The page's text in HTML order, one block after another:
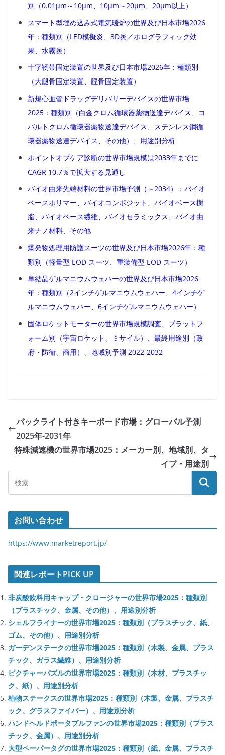
別（0.01μm～10μm、10μm～20μm、20μm以上）
スマート型埋め込み式電気暖炉の世界及び日本市場2026
年：種類別（LED模擬炎、3D炎／ホログラフィック効
果、水霧炎）
十字靭帯固定装置の世界及び日本市場2026年：種類別
（大腿骨固定装置、脛骨固定装置）
新規心血管ドラッグデリバリーデバイスの世界市場
2025：種類別（白金クロム循環器薬物送達デバイス、コ
バルトクロム循環器薬物送達デバイス、ステンレス鋼循
環器薬物送達デバイス、その他）、用途別分析
ポイントオブケア診断の世界市場規模は2033年までに
CAGR 10.7％で拡大する見通し
バイオ由来先端材料の世界市場予測（～2034）：バイオ
ベースポリマー、バイオコンポジット、バイオベース樹
脂、バイオベース繊維、バイオセラミックス、バイオ由
来ナノ材料、その他
爆発物処理用防護スーツの世界及び日本市場2026年：種
類別（軽量型 EOD スーツ、重装備型 EOD スーツ）
単結晶ゲルマニウムウェハーの世界及び日本市場2026
年：種類別（2インチゲルマニウムウェハー、4インチゲ
ルマニウムウェハー、6インチゲルマニウムウェハー）
固体ロケットモーターの世界市場規模調査、プラットフ
ォーム別（宇宙ロケット、ミサイル）、最終用途別（政
府・防衛、商用）、地域別予測 2022-2032
バックライト付きキーボード市場：グローバル予測
2025年-2031年
特殊減速機の世界市場2025：メーカー別、地域別、タ
イプ・用途別
お問い合わせ
https://www.marketreport.jp/
関連レポートPICK UP
非炭酸飲料用キャップ・クロージャーの世界市場2025：種類別
（プラスチック、金属、その他）、用途別分析
シェルフライナーの世界市場2025：種類別（プラスチック、紙、
ゴム、その他）、用途別分析
ガーデンステークの世界市場2025：種類別（木製、金属、プラス
チック、ガラス繊維）、用途別分析
ピクチャーパズルの世界市場2025：種類別（木材、プラスチッ
ク、紙）、用途別分析
植物ステークスの世界市場2025：種類別（木製、金属、プラスチ
ック、グラスファイバー）、用途別分析
ハンドヘルドポータブルファンの世界市場2025：種類別（プラス
チック、金属）、用途別分析
大型ペーパータグの世界市場2025：種類別（紙、金属、プラスチ